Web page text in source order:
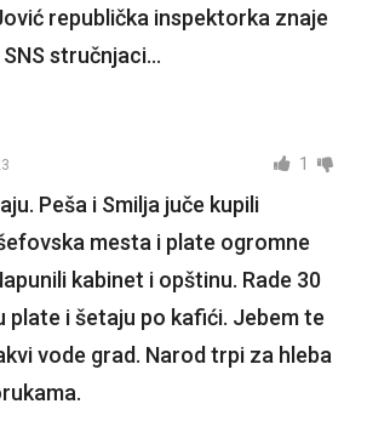
republička inspektorka znaje
stručnjaci…
1
Peša i Smilja juče kupili
mesta i plate ogromne
kabinet i opštinu. Rade 30
plate i šetaju po kafići. Jebem te
vode grad. Narod trpi za hleba